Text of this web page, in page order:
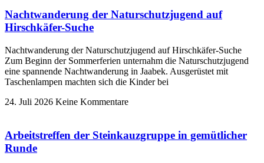
Nachtwanderung der Naturschutzjugend auf
Hirschkäfer-Suche
Nachtwanderung der Naturschutzjugend auf Hirschkäfer-Suche
Zum Beginn der Sommerferien unternahm die Naturschutzjugend
eine spannende Nachtwanderung in Jaabek. Ausgerüstet mit
Taschenlampen machten sich die Kinder bei
24. Juli 2026 Keine Kommentare
Arbeitstreffen der Steinkauzgruppe in gemütlicher
Runde